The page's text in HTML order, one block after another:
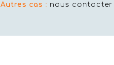
Autres cas : nous contacter